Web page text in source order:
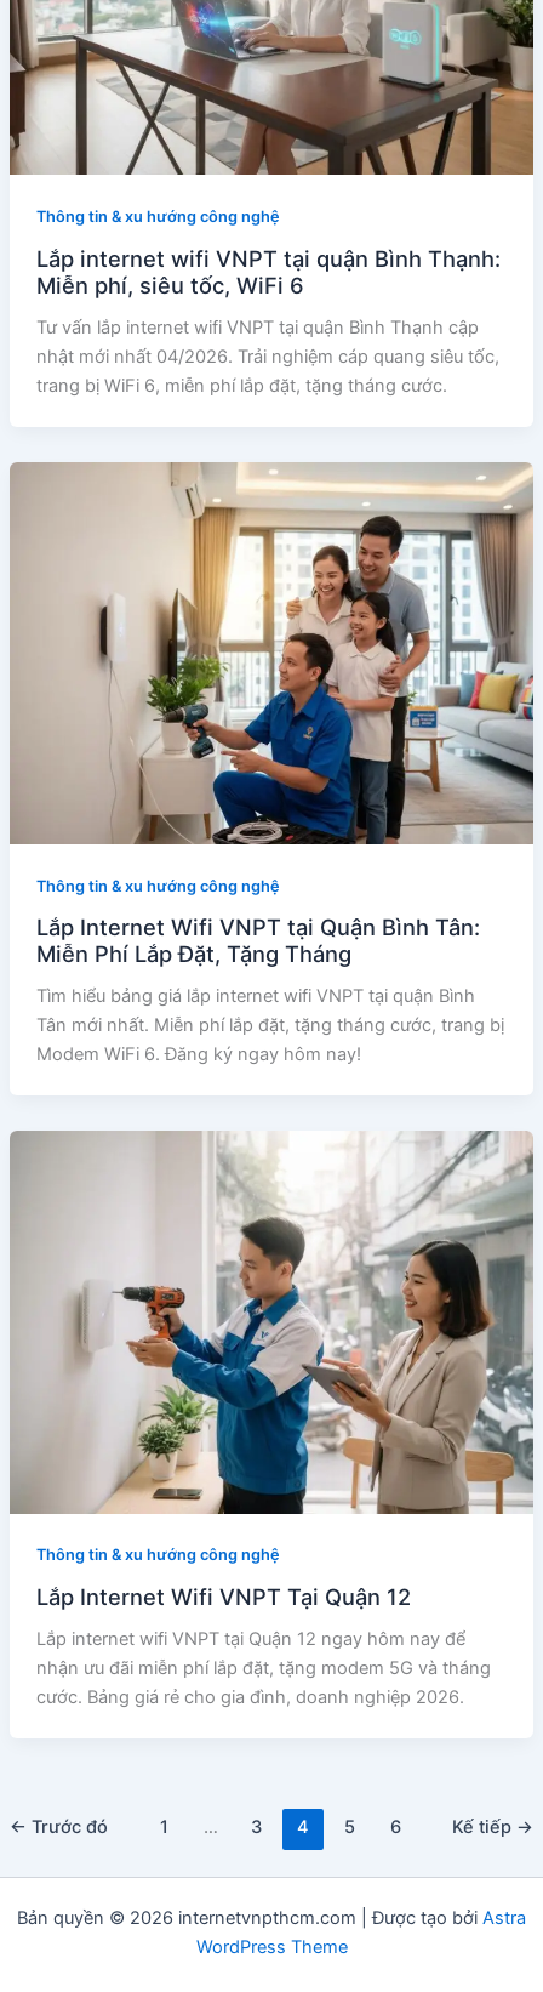
Thông tin & xu hướng công nghệ
Lắp internet wifi VNPT tại quận Bình Thạnh:
Miễn phí, siêu tốc, WiFi 6
Tư vấn lắp internet wifi VNPT tại quận Bình Thạnh cập
nhật mới nhất 04/2026. Trải nghiệm cáp quang siêu tốc,
trang bị WiFi 6, miễn phí lắp đặt, tặng tháng cước.
Thông tin & xu hướng công nghệ
Lắp Internet Wifi VNPT tại Quận Bình Tân:
Miễn Phí Lắp Đặt, Tặng Tháng
Tìm hiểu bảng giá lắp internet wifi VNPT tại quận Bình
Tân mới nhất. Miễn phí lắp đặt, tặng tháng cước, trang bị
Modem WiFi 6. Đăng ký ngay hôm nay!
Thông tin & xu hướng công nghệ
Lắp Internet Wifi VNPT Tại Quận 12
Lắp internet wifi VNPT tại Quận 12 ngay hôm nay để
nhận ưu đãi miễn phí lắp đặt, tặng modem 5G và tháng
cước. Bảng giá rẻ cho gia đình, doanh nghiệp 2026.
← Trước đó 1 … 3 4 5 6 Kế tiếp →
Bản quyền © 2026 internetvnpthcm.com | Được tạo bởi Astra
WordPress Theme